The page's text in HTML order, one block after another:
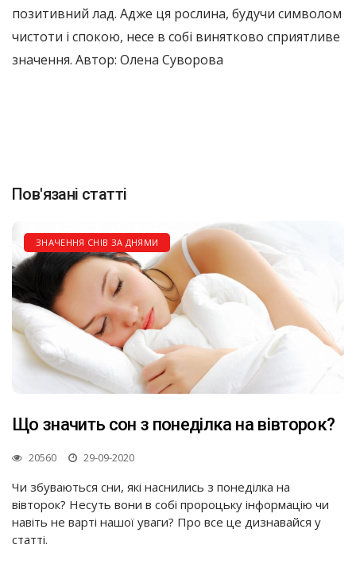
позитивний лад. Адже ця рослина, будучи символом
чистоти і спокою, несе в собі винятково сприятливе
значення. Автор: Олена Суворова
Пов'язані статті
ЗНАЧЕННЯ СНІВ ЗА ДНЯМИ
Що значить сон з понеділка на вівторок?
20560 29-09-2020
Чи збуваються сни, які наснились з понеділка на
вівторок? Несуть вони в собі пророцьку інформацію чи
навіть не варті нашої уваги? Про все це дизнавайся у
статті.